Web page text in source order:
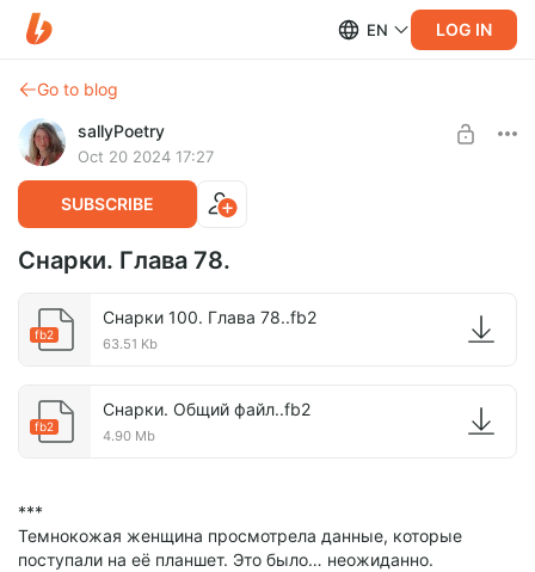
EN LOG IN
Go to blog
sallyPoetry
Oct 20 2024 17:27
SUBSCRIBE
Снарки. Глава 78.
fb2
Снарки 100. Глава 78..fb2
63.51 Kb
fb2
Снарки. Общий файл..fb2
4.90 Mb
***
Темнокожая женщина просмотрела данные, которые
поступали на её планшет. Это было… неожиданно.